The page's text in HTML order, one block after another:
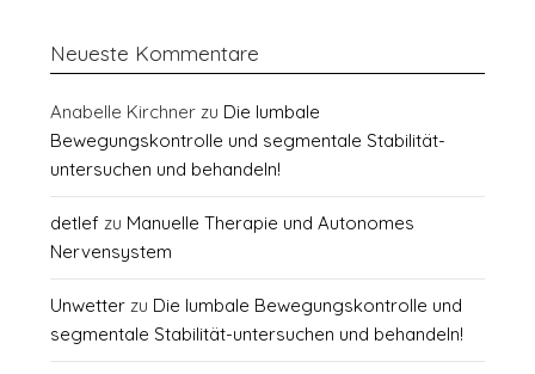
Neueste Kommentare
Anabelle Kirchner zu Die lumbale
Bewegungskontrolle und segmentale Stabilität-
untersuchen und behandeln!
detlef zu Manuelle Therapie und Autonomes
Nervensystem
Unwetter zu Die lumbale Bewegungskontrolle und
segmentale Stabilität-untersuchen und behandeln!